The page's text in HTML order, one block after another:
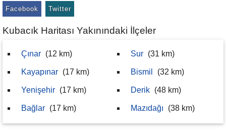
Facebook Twitter
Kubacık Haritası Yakınındaki İlçeler
Çınar (12 km)
Kayapınar (17 km)
Yenişehir (17 km)
Bağlar (17 km)
Sur (31 km)
Bismil (32 km)
Derik (48 km)
Mazıdağı (38 km)